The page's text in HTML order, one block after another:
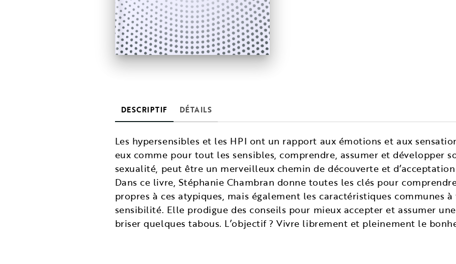
DESCRIPTIF DÉTAILS
Les hypersensibles et les HPI ont un rapport aux émotions et aux
eux comme pour tout les sensibles, comprendre, assumer et développer
sexualité, peut être un merveilleux chemin de découverte et
Dans ce livre, Stéphanie Chambran donne toutes les clés pour
propres à ces atypiques, mais également les caractéristiques communes
sensibilité. Elle prodigue des conseils pour mieux accepter et assumer
briser quelques tabous. L’objectif ? Vivre librement et pleinement le